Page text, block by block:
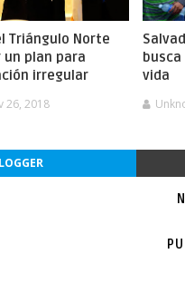
Triángulo Norte
un plan para
irregular
26, 2018
vida